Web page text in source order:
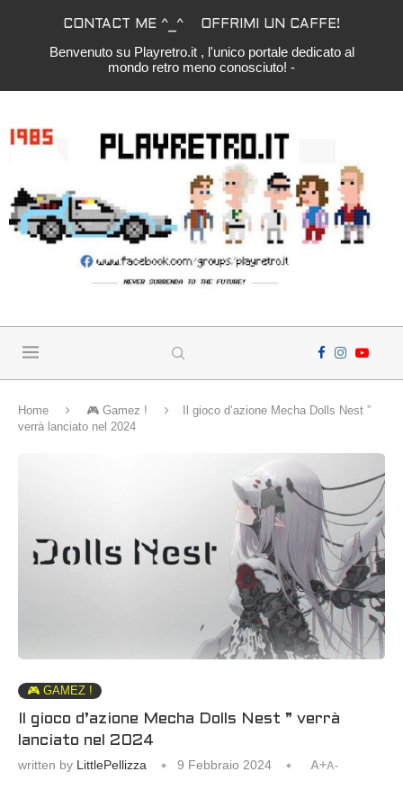
CONTACT ME ^_^ OFFRIMI UN CAFFE!
Benvenuto su Playretro.it , l'unico portale dedicato al
mondo retro meno conosciuto! -
Home 🎮 Gamez !
Il gioco d’azione Mecha Dolls Nest ”
verrà lanciato nel 2024
🎮 GAMEZ !
Il gioco d’azione Mecha Dolls Nest ” verrà
lanciato nel 2024
written by LittlePellizza 9 Febbraio 2024 A+A-